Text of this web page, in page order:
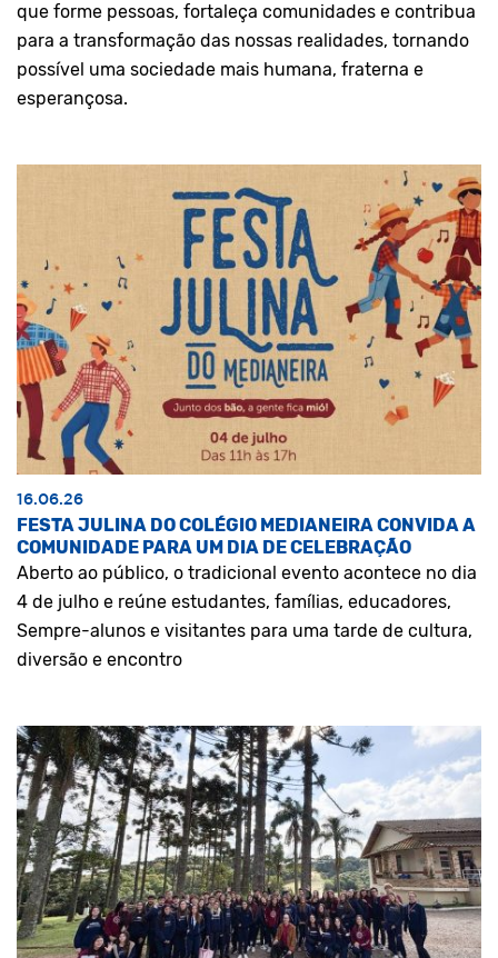
que forme pessoas, fortaleça comunidades e contribua
para a transformação das nossas realidades, tornando
possível uma sociedade mais humana, fraterna e
esperançosa.
16.06.26
FESTA JULINA DO COLÉGIO MEDIANEIRA CONVIDA A
COMUNIDADE PARA UM DIA DE CELEBRAÇÃO
Aberto ao público, o tradicional evento acontece no dia
4 de julho e reúne estudantes, famílias, educadores,
Sempre-alunos e visitantes para uma tarde de cultura,
diversão e encontro